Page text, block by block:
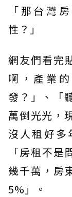
「那台灣
性？」
網友們看完
啊，產業
發？」、「
萬倒光光，
沒人租好多
「房租不
幾千萬，房
5%」。